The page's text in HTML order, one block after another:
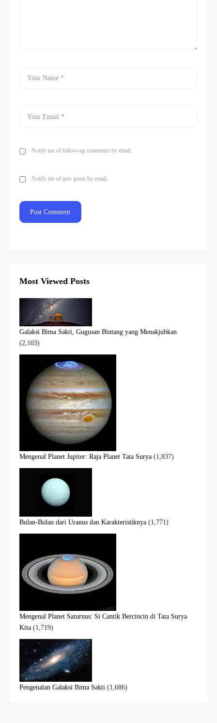
Notify me of follow-up comments by email.
Notify me of new posts by email.
Most Viewed Posts
Galaksi Bima Sakti, Gugusan Bintang yang Menakjubkan
(2,103)
Mengenal Planet Jupiter: Raja Planet Tata Surya (1,837)
Bulan-Bulan dari Uranus dan Karakteristiknya (1,771)
Mengenal Planet Saturnus: Si Cantik Bercincin di Tata Surya
Kita (1,719)
Pengenalan Galaksi Bima Sakti (1,686)